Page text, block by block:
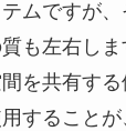
ムですが
も左右し
を共有す
すること